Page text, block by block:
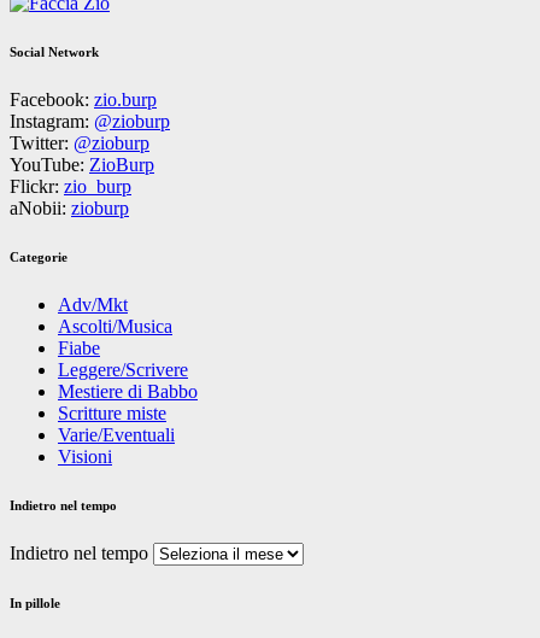
Social Network
Facebook: zio.burp
Instagram: @zioburp
Twitter: @zioburp
YouTube: ZioBurp
Flickr: zio_burp
aNobii: zioburp
Categorie
Adv/Mkt
Ascolti/Musica
Fiabe
Leggere/Scrivere
Mestiere di Babbo
Scritture miste
Varie/Eventuali
Visioni
Indietro nel tempo
Indietro nel tempo
In pillole